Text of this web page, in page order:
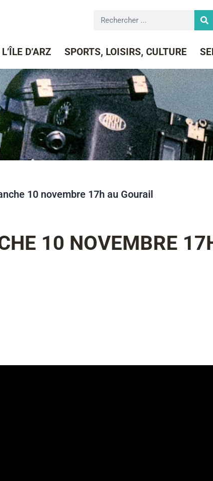
D’ARZ SPORTS, LOISIRS, CULTURE
10 novembre 17h au Gourail
10 NOVEMBRE